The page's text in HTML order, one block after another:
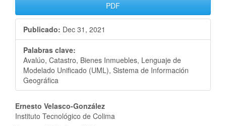
PDF
Publicado: Dec 31, 2021
Palabras clave:
Avalúo, Catastro, Bienes Inmuebles, Lenguaje de
Modelado Unificado (UML), Sistema de Información
Geográfica
Contenido
Ernesto Velasco-González
Instituto Tecnológico de Colima